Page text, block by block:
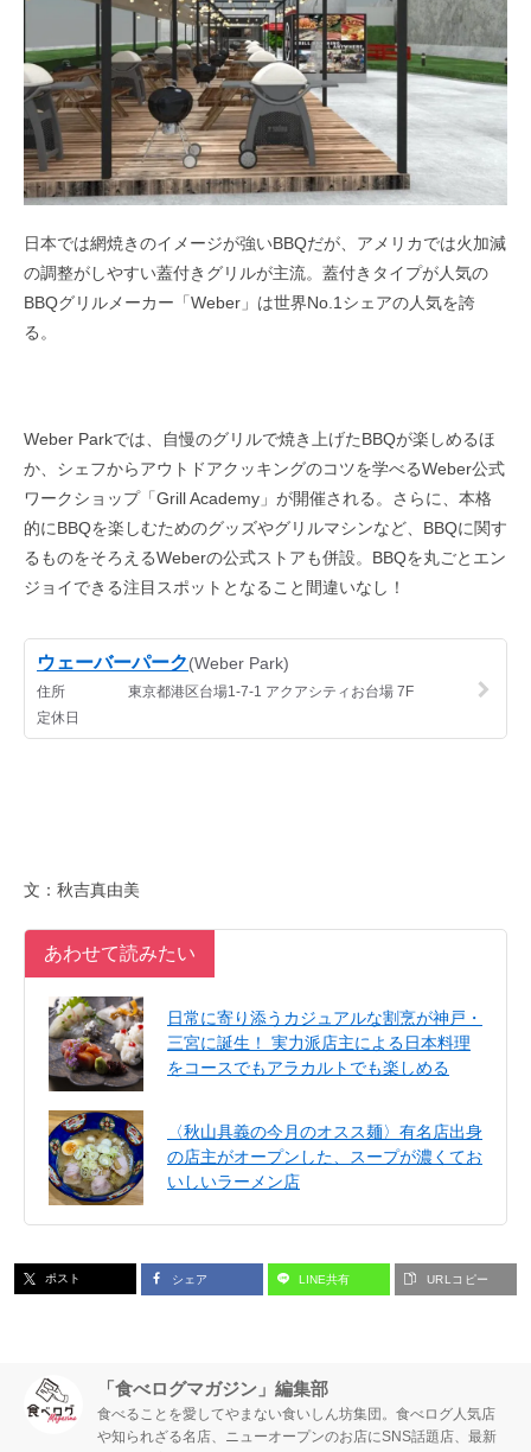
日本では網焼きのイメージが強いBBQだが、アメリカでは火加減
の調整がしやすい蓋付きグリルが主流。蓋付きタイプが人気の
BBQグリルメーカー「Weber」は世界No.1シェアの人気を誇
る。
Weber Parkでは、自慢のグリルで焼き上げたBBQが楽しめるほ
か、シェフからアウトドアクッキングのコツを学べるWeber公式
ワークショップ「Grill Academy」が開催される。さらに、本格
的にBBQを楽しむためのグッズやグリルマシンなど、BBQに関す
るものをそろえるWeberの公式ストアも併設。BBQを丸ごとエン
ジョイできる注目スポットとなること間違いなし！
文：秋吉真由美
あわせて読みたい
日常に寄り添うカジュアルな割烹が神戸・
三宮に誕生！ 実力派店主による日本料理
をコースでもアラカルトでも楽しめる
〈秋山具義の今月のオスス麺〉有名店出身
の店主がオープンした、スープが濃くてお
いしいラーメン店
ポスト シェア LINE共有 URLコピー
「食べログマガジン」編集部
食べることを愛してやまない食いしん坊集団。食べログ人気店
や知られざる名店、ニューオープンのお店にSNS話題店、最新